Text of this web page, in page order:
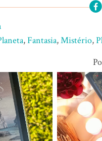
,Fantasia,Mistério,